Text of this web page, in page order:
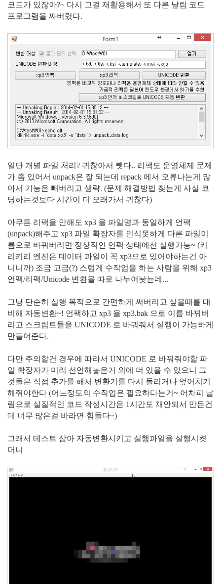
코드가 있잖아?~ 다시 그걸 재활용해서 또 다른 날림 코드
프로그램을 짜버렸다.
일단 개별 파일 처리? 귀찮아서 뺏다.. 리팩도 운영체제 문제
가 좀 있어서 unpack은 잘 되는데 repack 에서 오류나는게 많
아서 기능은 빼버리고 생략. (문제 해결방법 찾는게 사실 코
딩하는것보다 시간이 더 오래가서 귀찮다)
아무튼 리팩을 안해도 xp3 을 파일명과 동일하게 언팩
(unpack)해주고 xp3 파일 확장자를 인식못하게 다른 파일이
름으로 바꿔버리면 정상적인 언팩 상태에선 실행가능~ (키
리키리 엔진은 데이터 파일이 꼭 xp3으로 있어야하는건 아
니니까) 조금 고급(?) 스럽게 수작업을 하는 사람을 위해 xp3
언팩/리팩/Unicode 변환을 따로 나누어놧는데...
그냥 단순히 실행 목적으로 간편하게 써버리고 싶을때를 대
비해 자동변환~! 언팩하고 xp3 을 xp3.bak 으로 이름 바꿔버
리고 스크립트들을 UNICODE 로 바꿔줘서 실행이 가능하게
만들어준다.
다만 주의할건 경우에 따라서 UNICODE 로 바꿔줘야할 파
일 확장자가 미리 선언해놓은거 외에 더 있을 수 있으니 그
것들은 직접 추가를 해서 변환기를 다시 돌리거나 엎어치기
해줘야한다 (어느정도의 수작업은 필요하다는거~ 어차피 날
림으로 실질적인 코드 작성시간은 1시간도 채안되서 만든건
데 너무 많은걸 바라면 힘들다~)
그래서 테스트 삼아 자동변환시키고 실행파일을 실행시켯
더니